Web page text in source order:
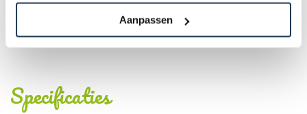
Aanpassen
Specificaties